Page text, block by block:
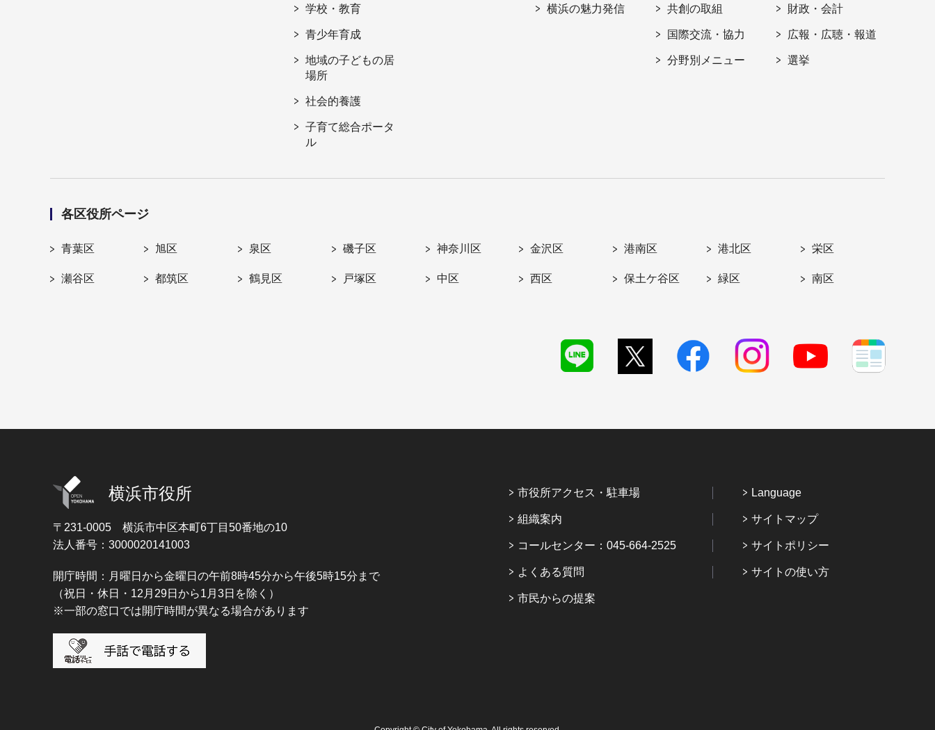
学校・教育
青少年育成
地域の子どもの居
場所
社会的養護
子育て総合ポータ
ル
横浜の魅力発信 共創の取組
国際交流・協力
分野別メニュー
財政・会計
広報・広聴・報道
選挙
各区役所ページ
青葉区 旭区 泉区 磯子区 神奈川区 金沢区 港南区 港北区 栄区
瀬谷区 都筑区 鶴見区 戸塚区 中区 西区 保土ケ谷区 緑区 南区
横浜市役所
〒231-0005 横浜市中区本町6丁目50番地の10
法人番号：3000020141003
開庁時間：月曜日から金曜日の午前8時45分から午後5時15分まで
（祝日・休日・12月29日から1月3日を除く）
※一部の窓口では開庁時間が異なる場合があります
市役所アクセス・駐車場
組織案内
コールセンター：045-664-2525
よくある質問
市民からの提案
Language
サイトマップ
サイトポリシー
サイトの使い方